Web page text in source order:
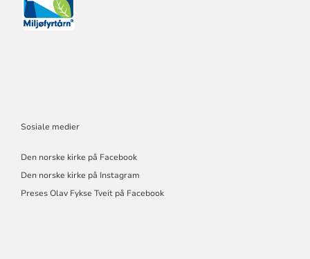
Sosiale medier
Den norske kirke på Facebook
Den norske kirke på Instagram
Preses Olav Fykse Tveit på Facebook